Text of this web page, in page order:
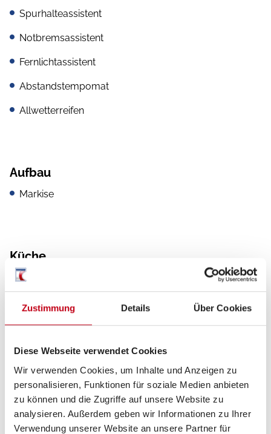
Zustimmung Details Über Cookies
Diese Webseite verwendet Cookies
Wir verwenden Cookies, um Inhalte und Anzeigen zu
personalisieren, Funktionen für soziale Medien anbieten
zu können und die Zugriffe auf unsere Website zu
analysieren. Außerdem geben wir Informationen zu Ihrer
Verwendung unserer Website an unsere Partner für
Spurhalteassistent
Notbremsassistent
Fernlichtassistent
Abstandstempomat
Allwetterreifen
Aufbau
Markise
Küche
Kompressor-Kühlschrank
Multimedia